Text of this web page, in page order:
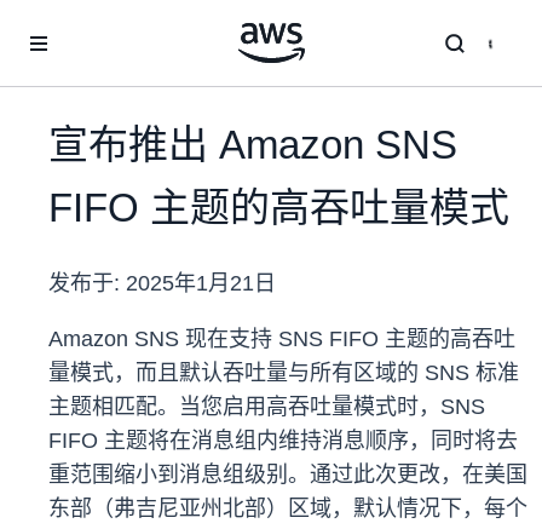
宣布推出 Amazon SNS
FIFO 主题的高吞吐量模式
发布于: 2025年1月21日
Amazon SNS 现在支持 SNS FIFO 主题的高吞吐
量模式，而且默认吞吐量与所有区域的 SNS 标准
主题相匹配。当您启用高吞吐量模式时，SNS
FIFO 主题将在消息组内维持消息顺序，同时将去
重范围缩小到消息组级别。通过此次更改，在美国
东部（弗吉尼亚州北部）区域，默认情况下，每个